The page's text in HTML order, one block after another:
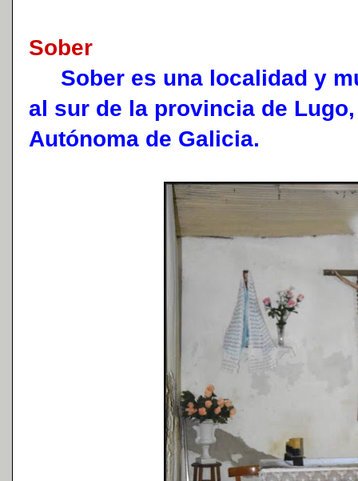
Sober
Sober es una localidad y
al sur de la provincia de
Autónoma de Galicia.